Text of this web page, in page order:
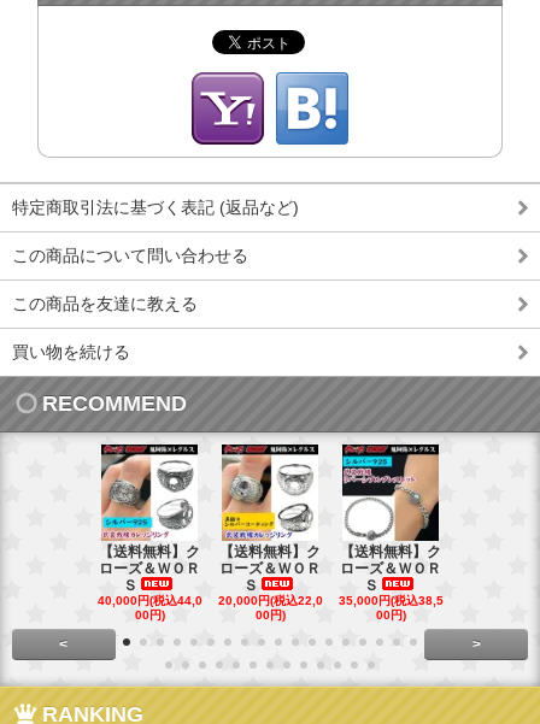
特定商取引法に基づく表記 (返品など)
この商品について問い合わせる
この商品を友達に教える
買い物を続ける
RECOMMEND
【送料無料】ク
ローズ＆ＷＯＲ
Ｓ
40,000円(税込44,0
00円)
【送料無料】ク
ローズ＆ＷＯＲ
Ｓ
20,000円(税込22,0
00円)
【送料無料】ク
ローズ＆ＷＯＲ
Ｓ
35,000円(税込38,5
00円)
< >
RANKING